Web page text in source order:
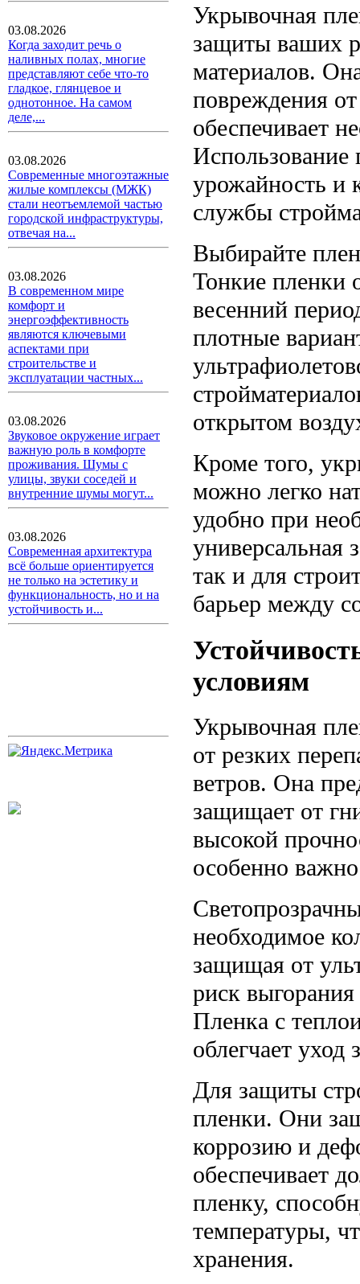
03.08.2026
Когда заходит речь о
наливных полах, многие
представляют себе что-то
гладкое, глянцевое и
однотонное. На самом
деле,...
03.08.2026
Современные многоэтажные
жилые комплексы (МЖК)
стали неотъемлемой частью
городской инфраструктуры,
отвечая на...
03.08.2026
В современном мире
комфорт и
энергоэффективность
являются ключевыми
аспектами при
строительстве и
эксплуатации частных...
03.08.2026
Звуковое окружение играет
важную роль в комфорте
проживания. Шумы с
улицы, звуки соседей и
внутренние шумы могут...
03.08.2026
Современная архитектура
всё больше ориентируется
не только на эстетику и
функциональность, но и на
устойчивость и...
Укрывочная
защиты ваших
материалов.
повреждения
обеспечивает
Использование
урожайность и
службы
Выбирайте
Тонкие пленки
весенний
плотные
открытом
Кроме того,
можно легко
удобно при
универсальная
так и для
барьер между
условиям
Укрывочная
от резких
ветров. Она
защищает от
высокой
особенно
необходимое
защищая от
риск
Пленка с
облегчает уход
Для защиты
пленки. Они
коррозию и
обеспечивает
пленку,
температуры,
хранения.